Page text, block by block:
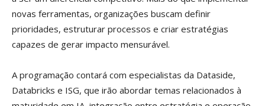
novas ferramentas, organizações buscam definir
prioridades, estruturar processos e criar estratégias
capazes de gerar impacto mensurável.
A programação contará com especialistas da Dataside,
Databricks e ISG, que irão abordar temas relacionados à